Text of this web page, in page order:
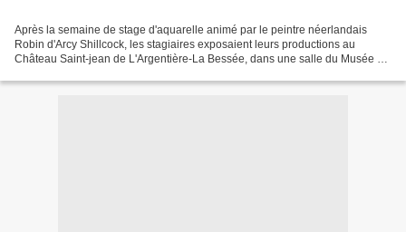
Après la semaine de stage d'aquarelle animé par le peintre néerlandais
Robin d'Arcy Shillcock, les stagiaires exposaient leurs productions au
Château Saint-jean de L'Argentière-La Bessée, dans une salle du Musée de